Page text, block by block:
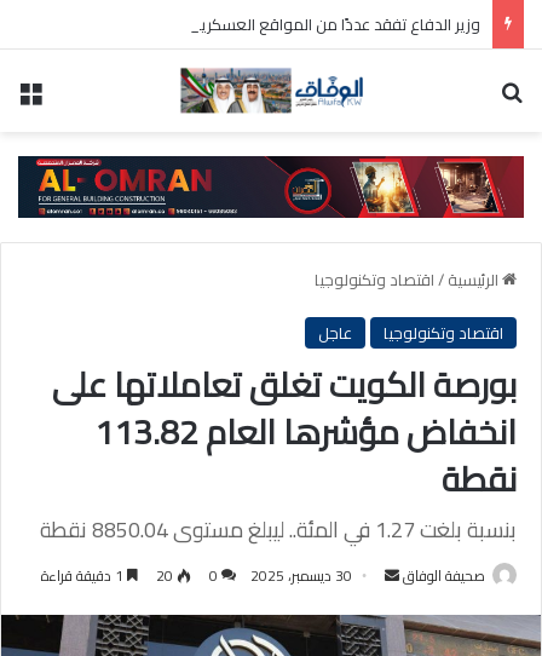
الرئيسية/اقتصاد وتكنولوجيا
اقتصاد وتكنولوجيا
عاجل
بورصة الكويت تغلق تعاملاتها على
انخفاض مؤشرها العام 113.82
نقطة
بنسبة بلغت 1.27 في المئة.. ليبلغ مستوى 8850.04 نقطة
صحيفة الوفاق
أرسل
إلكترونيا
30 ديسمبر، 2025 0
20